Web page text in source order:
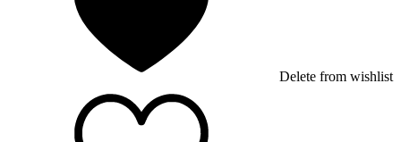
Delete from wishlist